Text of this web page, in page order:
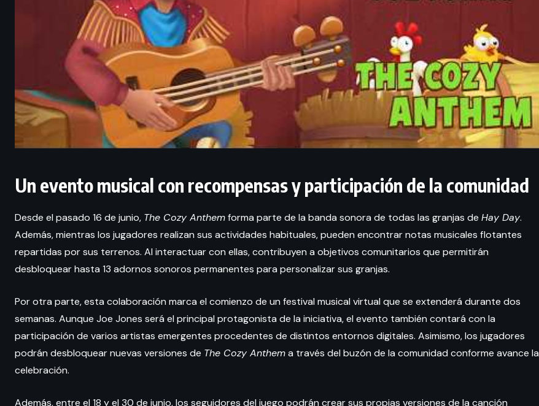
Un evento musical con recompensas y participación de la comunidad
Desde el pasado 16 de junio, The Cozy Anthemforma parte de la banda sonora de todas las granjas de Hay Day.
Además, mientras los jugadores realizan sus actividades habituales, pueden encontrar notas musicales flotantes
repartidas por sus terrenos. Al interactuar con ellas, contribuyen a objetivos comunitarios que permitirán
desbloquear hasta 13 adornos sonoros permanentes para personalizar sus granjas.
Por otra parte, esta colaboración marca el comienzo de un festival musical virtual que se extenderá durante dos
semanas. Aunque Joe Jones será el principal protagonista de la iniciativa, el evento también contará con la
participación de varios artistas emergentes procedentes de distintos entornos digitales. Asimismo, los jugadores
podrán desbloquear nuevas versiones de The Cozy Anthema través del buzón de la comunidad conforme avance la
celebración.
Además, entre el 18 y el 30 de junio, los seguidores del juego podrán crear sus propias versiones de la canción